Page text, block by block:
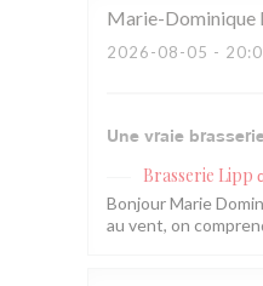
Marie-Dominique
2026-08-05 -
Une vraie
Brasserie Lipp
Bonjour Marie
au vent, on